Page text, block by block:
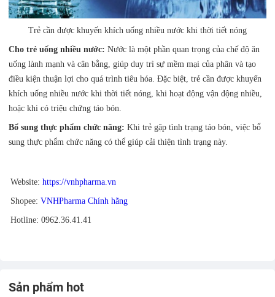
Trẻ cần được khuyến khích uống nhiều nước khi thời tiết nóng
Cho trẻ uống nhiều nước: Nước là một phần quan trọng của chế độ ăn
uống lành mạnh và cân bằng, giúp duy trì sự mềm mại của phân và tạo
điều kiện thuận lợi cho quá trình tiêu hóa. Đặc biệt, trẻ cần được khuyến
khích uống nhiều nước khi thời tiết nóng, khi hoạt động vận động nhiều,
hoặc khi có triệu chứng táo bón.
Bổ sung thực phẩm chức năng: Khi trẻ gặp tình trạng táo bón, việc bổ
sung thực phẩm chức năng có thể giúp cải thiện tình trạng này.
Website: https://vnhpharma.vn
Shopee: VNHPharma Chính hãng
Hotline: 0962.36.41.41
Sản phẩm hot